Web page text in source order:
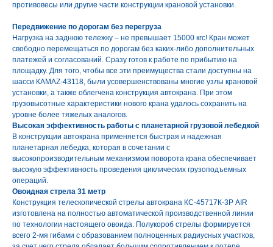
противовесы или другие части конструкции крановой установки.
Передвижение по дорогам без перегруза
Нагрузка на заднюю тележку – не превышает 15000 кгс! Кран может
свободно перемещаться по дорогам без каких-либо дополнительных
платежей и согласований. Сразу готов к работе по прибытию на
площадку. Для того, чтобы все эти преимущества стали доступны на
шасси КАМАZ-43118, были усовершенствованы многие узлы крановой
установки, а также облегчена конструкция автокрана. При этом
грузовысотные характеристики нового крана удалось сохранить на
уровне более тяжелых аналогов.
Высокая эффективность работы с планетарной грузовой лебедкой
В конструкции автокрана применяется быстрая и надежная
планетарная лебедка, которая в сочетании с
высокопроизводительным механизмом поворота крана обеспечивает
высокую эффективность проведения циклических грузоподъемных
операций.
Овоидная стрела 31 метр
Конструкция телескопической стрелы автокрана КС-45717К-3Р AIR
изготовлена на полностью автоматической производственной линии
по технологии настоящего овоида. Полукороб стрелы формируется
всего 2-мя гибами с образованием полноценных радиусных участков,